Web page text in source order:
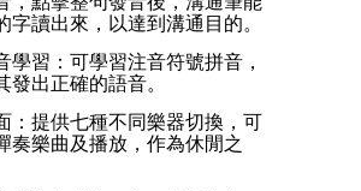
字讀出來，以達到溝通目的。
學習：可學習注音符號拼音，
發出正確的語音。
：提供七種不同樂器切換，可
奏樂曲及播放，作為休閒之